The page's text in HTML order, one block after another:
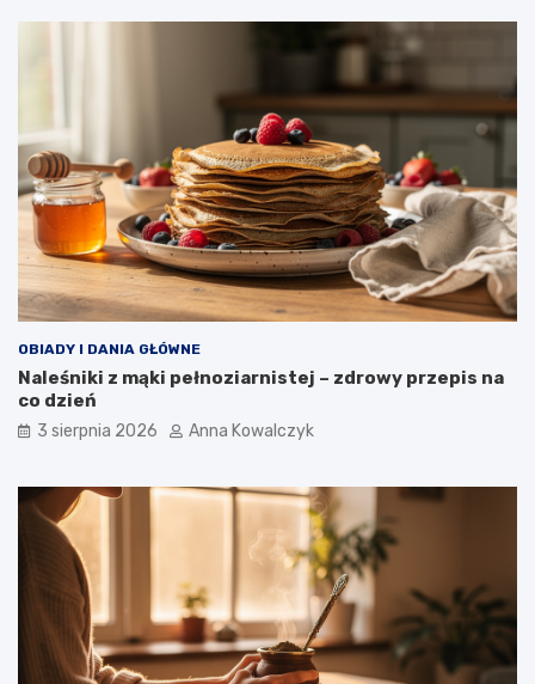
OBIADY I DANIA GŁÓWNE
Naleśniki z mąki pełnoziarnistej – zdrowy przepis na
co dzień
3 sierpnia 2026 Anna Kowalczyk